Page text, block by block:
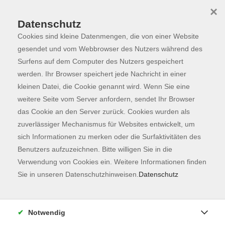
Skip to main content
Programm
2 Kurse
Datenschutz
Cookies sind kleine Datenmengen, die von einer Website
gesendet und vom Webbrowser des Nutzers während des
Surfens auf dem Computer des Nutzers gespeichert
werden. Ihr Browser speichert jede Nachricht in einer
kleinen Datei, die Cookie genannt wird. Wenn Sie eine
weitere Seite vom Server anfordern, sendet Ihr Browser
das Cookie an den Server zurück. Cookies wurden als
zuverlässiger Mechanismus für Websites entwickelt, um
sich Informationen zu merken oder die Surfaktivitäten des
Benutzers aufzuzeichnen. Bitte willigen Sie in die
Verwendung von Cookies ein. Weitere Informationen finden
Sie in unseren Datenschutzhinweisen. Datenschutz
×
Notwendig